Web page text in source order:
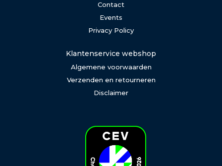
Contact
Events
Privacy Policy
Klantenservice webshop
Algemene voorwaarden
Verzenden en retourneren
Disclaimer